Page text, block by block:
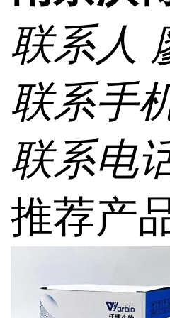
联系人
联系手
联系电
推荐产